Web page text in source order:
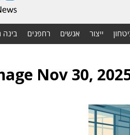
ייצור אנשים רחפנים בינה
Nov 30,